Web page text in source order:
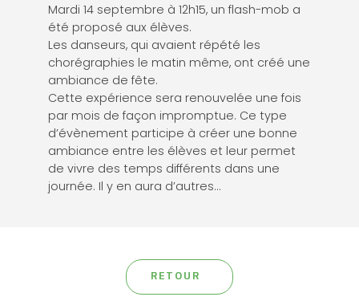
Mardi 14 septembre à 12h15, un flash-mob a
été proposé aux élèves.
Les danseurs, qui avaient répété les
chorégraphies le matin même, ont créé une
ambiance de fête.
Cette expérience sera renouvelée une fois
par mois de façon impromptue. Ce type
d’évènement participe à créer une bonne
ambiance entre les élèves et leur permet
de vivre des temps différents dans une
journée. Il y en aura d’autres...
RETOUR